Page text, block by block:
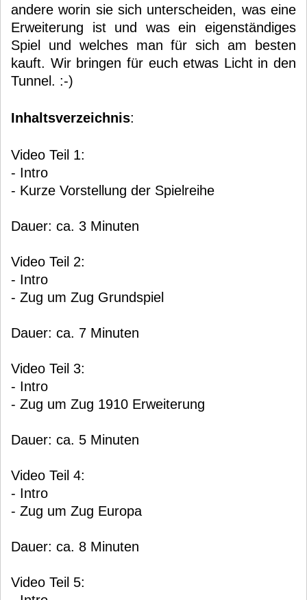
andere worin sie sich unterscheiden, was eine
Erweiterung ist und was ein eigenständiges
Spiel und welches man für sich am besten
kauft. Wir bringen für euch etwas Licht in den
Tunnel. :-)
Inhaltsverzeichnis:
Video Teil 1:
- Intro
- Kurze Vorstellung der Spielreihe
Dauer: ca. 3 Minuten
Video Teil 2:
- Intro
- Zug um Zug Grundspiel
Dauer: ca. 7 Minuten
Video Teil 3:
- Intro
- Zug um Zug 1910 Erweiterung
Dauer: ca. 5 Minuten
Video Teil 4:
- Intro
- Zug um Zug Europa
Dauer: ca. 8 Minuten
Video Teil 5: